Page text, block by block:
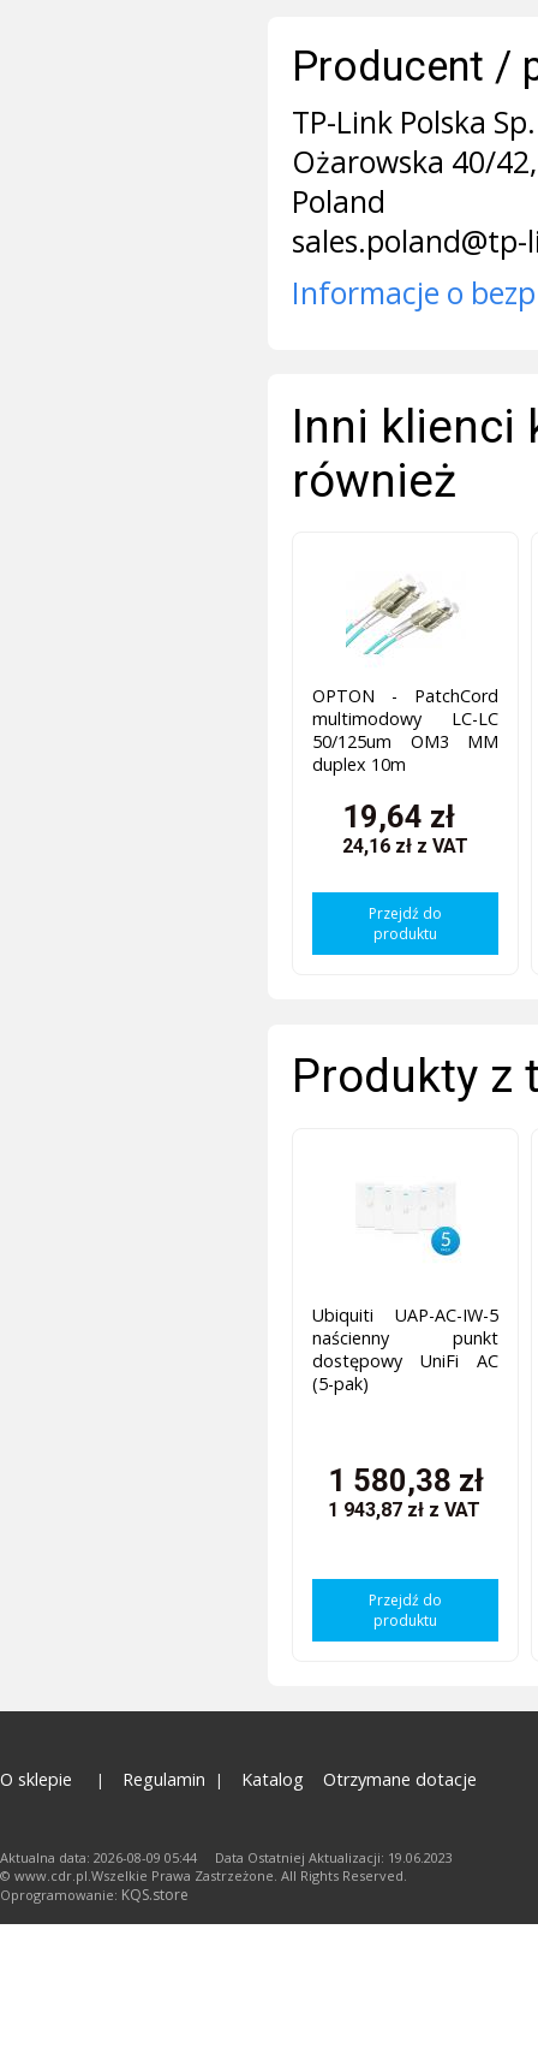
Producent /
TP-Link Polska
Ożarowska 40/
Poland
Informacje o
Inni klienci
również
OPTON - PatchCord
multimodowy LC-LC
50/125um OM3 MM
duplex 10m
19,64 zł
24,16 zł z VAT
Przejdź do
produktu
Produkty z
Ubiquiti UAP-AC-IW-5
naścienny punkt
dostępowy UniFi AC
(5-pak)
1 580,38 zł
1 943,87 zł z VAT
Przejdź do
produktu
O sklepie Regulamin Katalog Otrzymane dotacje
Aktualna data: 2026-08-09 05:44 Data Ostatniej Aktualizacji: 19.06.2023
© www.cdr.pl.Wszelkie Prawa Zastrzeżone. All Rights Reserved.
Oprogramowanie: KQS.store